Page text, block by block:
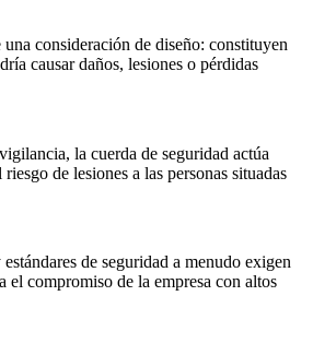
consideración de diseño: constituyen
causar daños, lesiones o pérdidas
la cuerda de seguridad actúa
de lesiones a las personas situadas
de seguridad a menudo exigen
el compromiso de la empresa con altos